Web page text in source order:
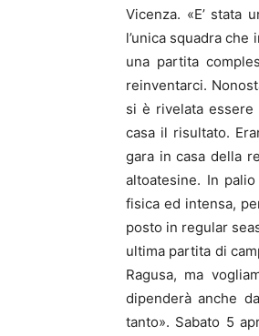
Vicenza. «E’ stata
l’unica squadra
una partita
reinventarci.
si è rivelata
casa il risultato.
gara in casa della
altoatesine. In
fisica ed intensa,
posto in regular
ultima partita di
Ragusa, ma
dipenderà anche
tanto». Sabato 5